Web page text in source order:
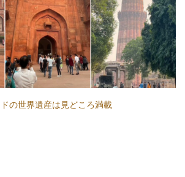
の世界遺産は見どころ満載